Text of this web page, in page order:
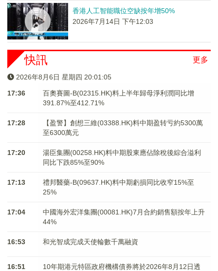
香港人工智能職位空缺按年增50%
2026年7月14日 下午12:03
更多
快訊
2026年8月6日 星期四 20:01:05
17:36
百奧賽圖-B(02315.HK)料上半年歸母淨利潤同比增
391.87%至412.71%
17:28
【盈警】創想三維(03388.HK)料中期盈转亏約5300萬
至6300萬元
17:20
湯臣集團(00258.HK)料中期股東應佔除稅後綜合溢利
同比下跌85%至90%
17:13
禮邦醫藥-B(09637.HK)料中期虧損同比收窄15%至
25%
17:04
中國海外宏洋集團(00081.HK)7月合約銷售額按年上升
44%
16:53 和光智成完成天使輪數千萬融資
16:51
10年期港元特區政府機構債券將於2026年8月12日透